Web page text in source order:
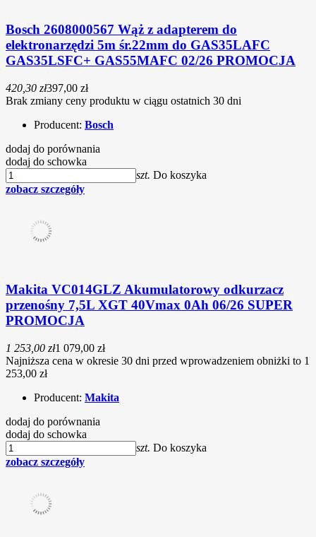
Bosch 2608000567 Wąż z adapterem do
elektronarzędzi 5m śr.22mm do GAS35LAFC
GAS35LSFC+ GAS55MAFC 02/26 PROMOCJA
420,30 zł397,00 zł
Brak zmiany ceny produktu w ciągu ostatnich 30 dni
Producent: Bosch
dodaj do porównania
dodaj do schowka
szt. Do koszyka
zobacz szczegóły
Makita VC014GLZ Akumulatorowy odkurzacz
przenośny 7,5L XGT 40Vmax 0Ah 06/26 SUPER
PROMOCJA
1 253,00 zł1 079,00 zł
Najniższa cena w okresie 30 dni przed wprowadzeniem obniżki to 1
253,00 zł
Producent: Makita
dodaj do porównania
dodaj do schowka
szt. Do koszyka
zobacz szczegóły